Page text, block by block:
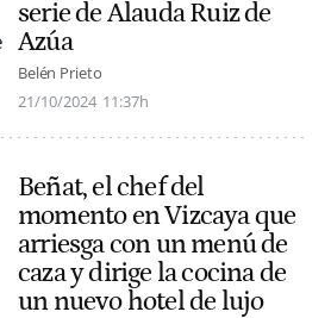
serie de Alauda Ruiz de
Azúa
Belén Prieto
21/10/2024 11:37h
Beñat, el chef del
momento en Vizcaya que
arriesga con un menú de
caza y dirige la cocina de
un nuevo hotel de lujo